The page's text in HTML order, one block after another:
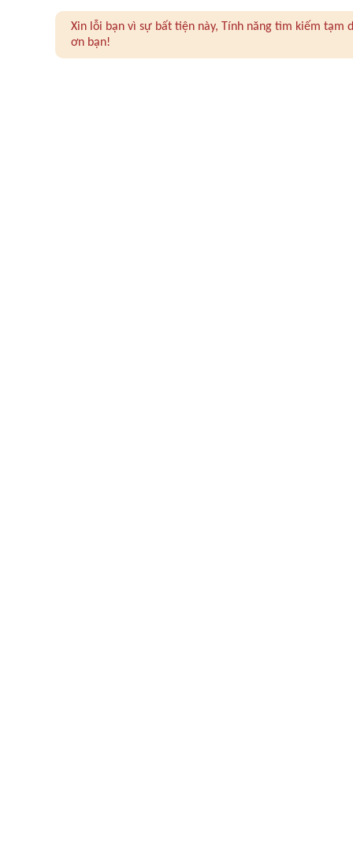
Xin lỗi bạn vì sự bất tiện này, Tính năng tìm kiếm
ơn bạn!